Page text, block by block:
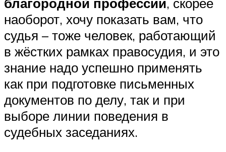
наоборот, хочу показать вам, что
судья – тоже человек, работающий
в жёстких рамках правосудия, и это
знание надо успешно применять
как при подготовке письменных
документов по делу, так и при
выборе линии поведения в
судебных заседаниях.